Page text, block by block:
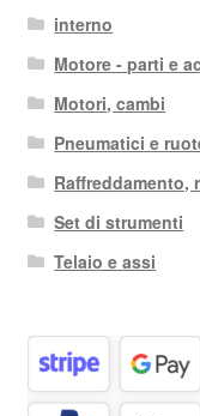
interno
Motore - parti e
Motori, cambi
Pneumatici e
Raffreddamento,
Set di strumenti
Telaio e assi